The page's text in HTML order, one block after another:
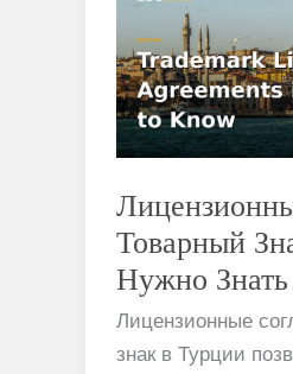
Товарный
Нужно Знать
Лицензионные
знак в Турции
Товарный
Знак
в
Турции:
Нужно
Знать